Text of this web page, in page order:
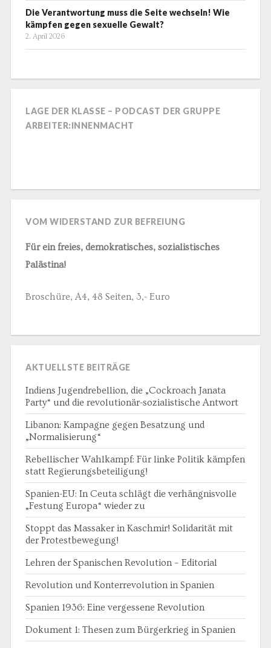
Die Verantwortung muss die Seite wechseln! Wie
kämpfen gegen sexuelle Gewalt?
2. April 2026
LAGE DER KLASSE – PODCAST DER GRUPPE
ARBEITER:INNENMACHT
VOM WIDERSTAND ZUR BEFREIUNG
Für ein freies, demokratisches, sozialistisches
Palästina!
Broschüre, A4, 48 Seiten, 3,- Euro
AKTUELLSTE BEITRÄGE
Indiens Jugendrebellion, die „Cockroach Janata
Party“ und die revolutionär-sozialistische Antwort
Libanon: Kampagne gegen Besatzung und
„Normalisierung“
Rebellischer Wahlkampf: Für linke Politik kämpfen
statt Regierungsbeteiligung!
Spanien-EU: In Ceuta schlägt die verhängnisvolle
„Festung Europa“ wieder zu
Stoppt das Massaker in Kaschmir! Solidarität mit
der Protestbewegung!
Lehren der Spanischen Revolution – Editorial
Revolution und Konterrevolution in Spanien
Spanien 1936: Eine vergessene Revolution
Dokument 1: Thesen zum Bürgerkrieg in Spanien